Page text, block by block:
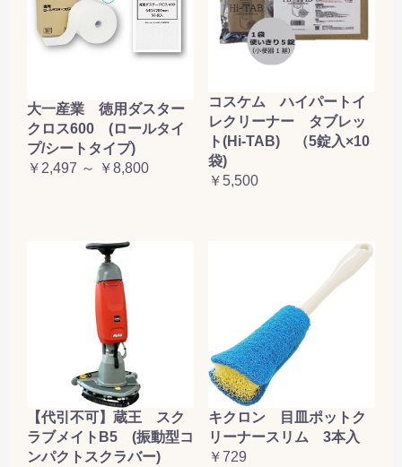
大一産業 徳用ダスター
クロス600 (ロールタイ
プ/シートタイプ)
￥2,497 ～ ￥8,800
コスケム ハイパートイ
レクリーナー タブレッ
ト(Hi-TAB) （5錠入×10
袋)
￥5,500
【代引不可】蔵王 スク
ラブメイトB5 (振動型コ
ンパクトスクラバー)
キクロン 目皿ポットク
リーナースリム 3本入
￥729